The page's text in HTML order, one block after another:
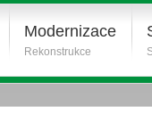
Modernizace
Rekonstrukce